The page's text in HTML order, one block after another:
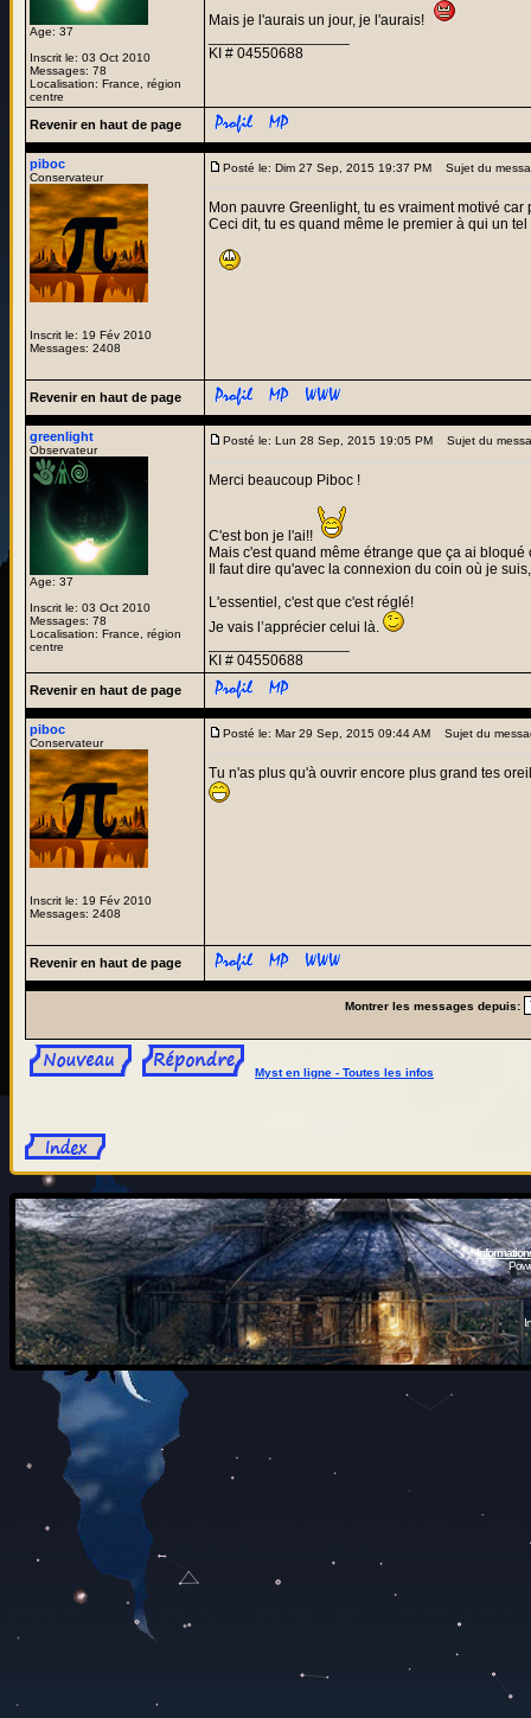
Age: 37
Inscrit le: 03 Oct 2010
Messages: 78
Localisation: France, région
centre
Mais je l'aurais un jour, je l'aurais!
KI # 04550688
Revenir en haut de page
piboc
Conservateur
Inscrit le: 19 Fév 2010
Messages: 2408
Posté le: Dim 27 Sep, 2015 19:37 PM Sujet du
Mon pauvre Greenlight, tu es vraiment motivé
Ceci dit, tu es quand même le premier à qui un
Revenir en haut de page
greenlight
Observateur
Age: 37
Inscrit le: 03 Oct 2010
Messages: 78
Localisation: France, région
centre
Posté le: Lun 28 Sep, 2015 19:05 PM Sujet du
Merci beaucoup Piboc !
C'est bon je l'ai!!
Mais c'est quand même étrange que ça ai bloqué
Il faut dire qu'avec la connexion du coin où je
L'essentiel, c'est que c'est réglé!
Je vais l’apprécier celui là.
KI # 04550688
Revenir en haut de page
piboc
Conservateur
Inscrit le: 19 Fév 2010
Messages: 2408
Posté le: Mar 29 Sep, 2015 09:44 AM Sujet du
Tu n'as plus qu'à ouvrir encore plus grand tes
Revenir en haut de page
Montrer les messages depuis:
Myst en ligne - Toutes les infos